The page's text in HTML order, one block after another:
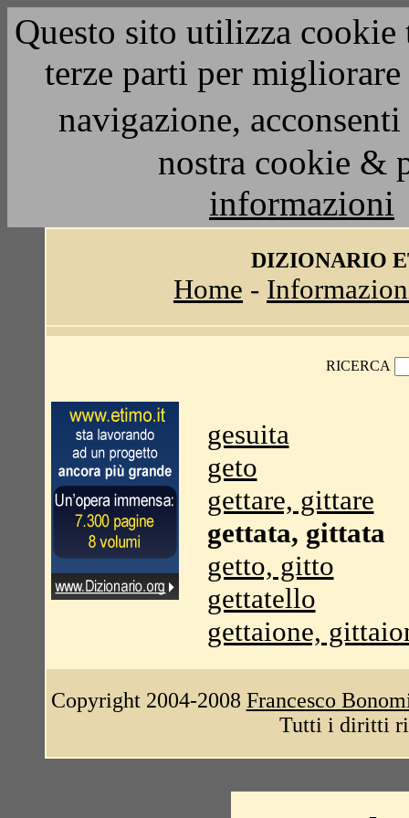
Questo sito utilizza
terze parti per
navigazione,
nostra cookie &
informazioni
DIZIONARIO
Home -
RICERCA
gesuita
geto
gettare, gittare
gettata, gittata
getto, gitto
gettatello
gettaione,
Copyright 2004-2008 Francesco
Tutti i diritti